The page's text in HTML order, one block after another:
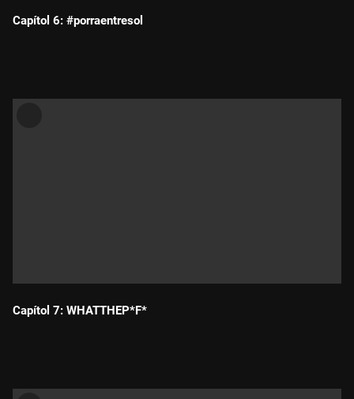
Capítol 6: #porraentresol
Capítol 7: WHATTHEP*F*